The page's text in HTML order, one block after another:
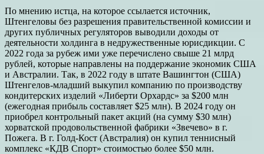
По мнению истца, на которое ссылается источник,
Штенгеловы без разрешения правительственной комиссии и
других публичных регуляторов выводили доходы от
деятельности холдинга в недружественные юрисдикции. С
2022 года за рубеж ими уже перечислено свыше 21 млрд
рублей, которые направлены на поддержание экономик США
и Австралии. Так, в 2022 году в штате Вашингтон (США)
Штенгелов-младший выкупил компанию по производству
кондитерских изделий «Либерти Орхардс» за $200 млн
(ежегодная прибыль составляет $25 млн). В 2024 году он
приобрел контрольный пакет акций (на сумму $30 млн)
хорватской продовольственной фабрики «Звечево» в г.
Пожега. В г. Голд-Кост (Австралия) он купил теннисный
комплекс «КДВ Спорт» стоимостью более $50 млн.